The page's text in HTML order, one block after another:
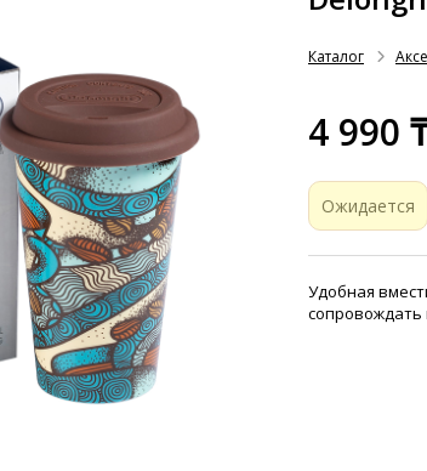
Каталог
4 990
Ожидается
Удобная
сопровождать